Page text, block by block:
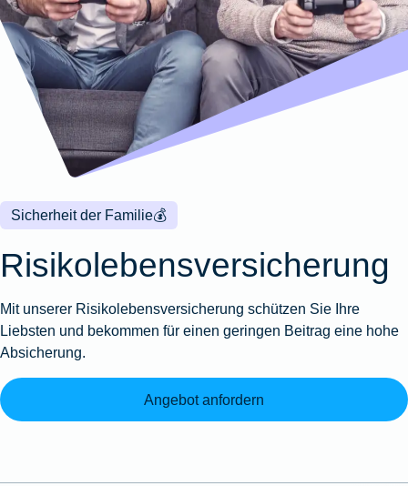
Wohnungsschutzbrief
Zur
Produktübersicht
Gewässerschadenhaftpflicht
Zur
Produktübersicht
Zur
Produktübersicht
Reisehaftpflichtversicherung
Reiserücktrittsversicherung
Zur
Produktübersicht
Zur
Produktübersicht
Zur
Produktübersicht
Zur
Produktübersicht
Montageversicherung
Zur
Produktübersicht
Gruppenunfall für
Betriebe
Gruppenunfall für
Vereine
Produktübersicht
Kunstversicherung
Ausstellungsversicherung
Valorenversicherung
Oldtimersammlungsversicherung
Zur
💰
Sicherheit der Familie
Risikolebensversicherung
Mit unserer Risikolebensversicherung schützen Sie Ihre
Liebsten und bekommen für einen geringen Beitrag eine hohe
Absicherung.
Angebot anfordern